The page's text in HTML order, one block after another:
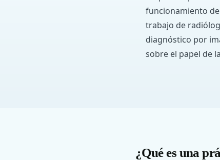
funcionamiento
trabajo de
diagnóstico por
sobre el papel de
¿Qué es una